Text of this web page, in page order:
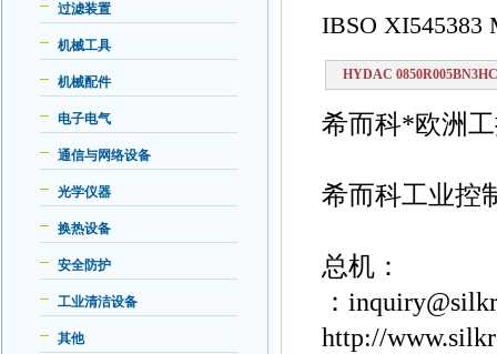
过滤装置
机械工具
机械配件
电子电气
通信与网络设备
光学仪器
换热设备
安全防护
工业清洁设备
其他
IBSO XI545383
HYDAC 0850R005BN3HC
希而科*欧洲
希而科工业控
总机：
：
http://